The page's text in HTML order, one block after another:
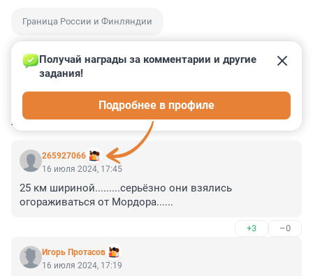
Граница России и Финляндии
КОММЕНТАРИИ 28
265927066
Получай награды за комментарии и другие
задания!
Подробнее в профиле
16 июля 2024, 17:45
25 км шириной.........серьёзно они взялись
огораживаться от Мордора......
+3 –0
Игорь Протасов
16 июля 2024, 17:19